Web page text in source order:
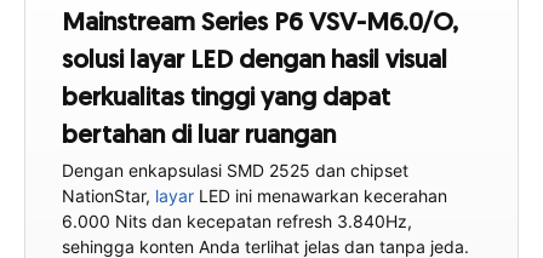
Mainstream Series P6 VSV-M6.0/O,
solusi layar LED dengan hasil visual
berkualitas tinggi yang dapat
bertahan di luar ruangan
Dengan enkapsulasi SMD 2525 dan chipset
NationStar, layar LED ini menawarkan kecerahan
6.000 Nits dan kecepatan refresh 3.840Hz,
sehingga konten Anda terlihat jelas dan tanpa jeda.